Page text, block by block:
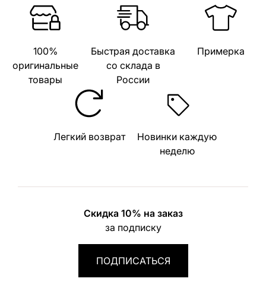
100%
оригинальные
товары
Быстрая доставка
со склада в
России
Примерка
Легкий возврат
Новинки каждую
неделю
Скидка 10% на заказ
за подписку
ПОДПИСАТЬСЯ